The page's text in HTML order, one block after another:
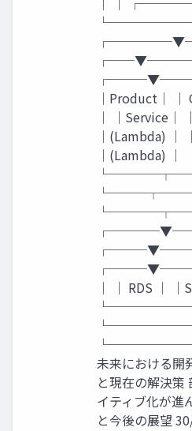
│Product│ │
│ │Service│
│(Lambda) │
│(Lambda) │
│ │ RDS │
未来における開
と現在の解決策
イティブ化が進
と今後の展望